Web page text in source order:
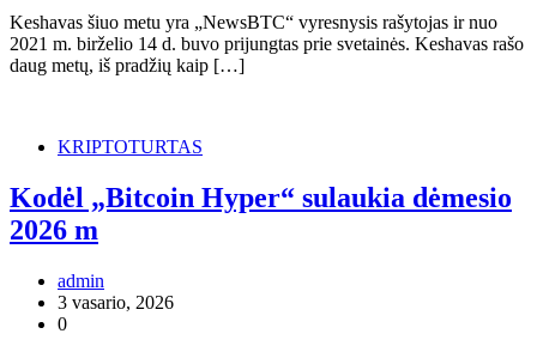
Keshavas šiuo metu yra „NewsBTC“ vyresnysis rašytojas ir nuo
2021 m. birželio 14 d. buvo prijungtas prie svetainės. Keshavas rašo
daug metų, iš pradžių kaip […]
KRIPTOTURTAS
Kodėl „Bitcoin Hyper“ sulaukia dėmesio
2026 m
admin
3 vasario, 2026
0